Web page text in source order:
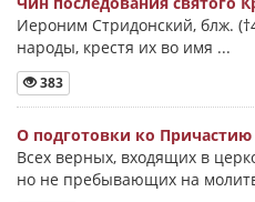
Иероним Стридонский, блж.
народы, крестя их во имя ...
383
О подготовки ко Причастию
Всех верных, входящих в
но не пребывающих на